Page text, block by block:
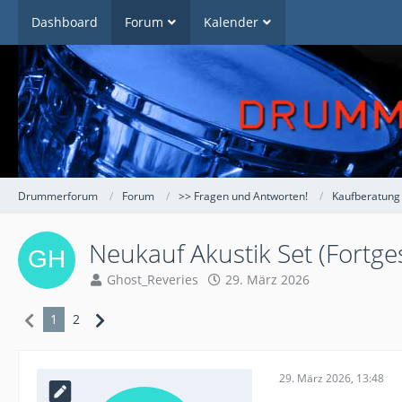
Dashboard Forum Kalender
Drummerforum Forum >> Fragen und Antworten! Kaufberatung
Neukauf Akustik Set
Ghost_Reveries 29. März 2026
1 2
29. März 2026, 13:48